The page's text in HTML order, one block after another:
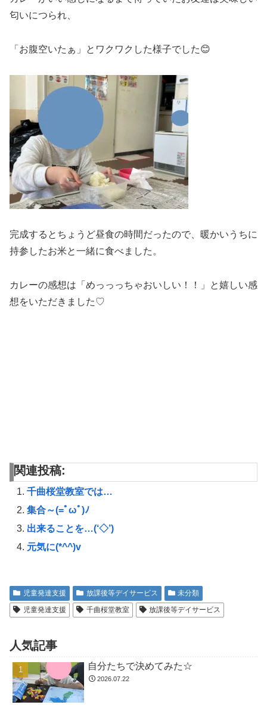
匂いにつられ、
「お腹空いたぁ」とワクワクした様子でした😊
完成するとちょうど昼食の時間だったので、暖かいうちに
持参したお米と一緒に食べました。
カレーの感想は「めっっっちゃおいしい！！」と嬉しい感
想をいただきました♡
関連投稿:
千曲桜堂教室では…
集合～(=ﾟωﾟ)ﾉ
出来ることを…(‘◇’)ゞ
元気に(*^^)v
児童発達支援 放課後等デイサービス
未分類
児童発達支援
千曲桜堂教室 放課後等デイサービス
人気記事
自分たちで決めてみた☆
2026.07.22